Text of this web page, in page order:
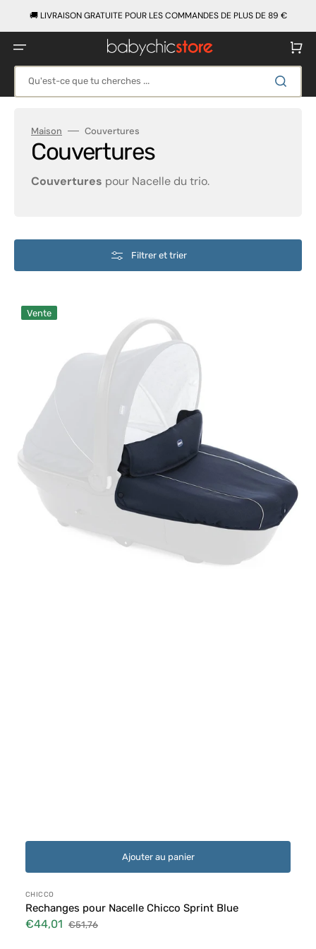
au
🚚 LIVRAISON GRATUITE POUR LES COMMANDES DE PLUS DE 89 €
Qu'est-ce que tu cherches ...
Panier
Maison Couvertures
Collection:
Couvertures
Couvertures pour Nacelle du trio.
Filtrer et trier
Rechanges
pour
Ajouter au panier
Vente
Distributeur :
CHICCO
Rechanges pour Nacelle Chicco Sprint Blue
Prix
€44,01
Prix
€51,76